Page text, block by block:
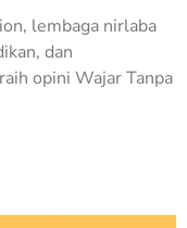
lembaga nirlaba
dan
opini Wajar Tanpa